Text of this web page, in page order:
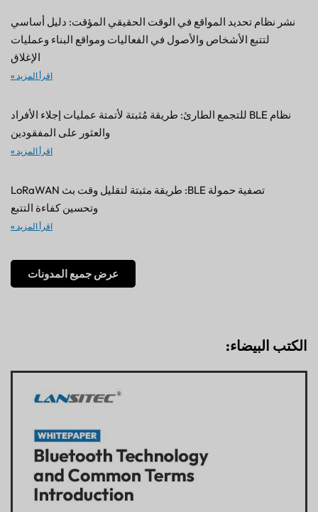
نشر نظام تحديد المواقع في الوقت الحقيقي المؤقت: دليل أساسي
لتتبع الأشخاص والأصول في الفعاليات ومواقع البناء وعمليات
الإغلاق
اقرأ المزيد »
نظام BLE للتجمع الطارئ: طريقة مُثبتة لأتمتة عمليات إجلاء الأفراد
والعثور على المفقودين
اقرأ المزيد »
تصفية حمولة BLE: طريقة مثبتة لتقليل وقت بث LoRaWAN
وتحسين كفاءة التتبع
اقرأ المزيد »
عرض جميع المدونات
الكتب البيضاء: